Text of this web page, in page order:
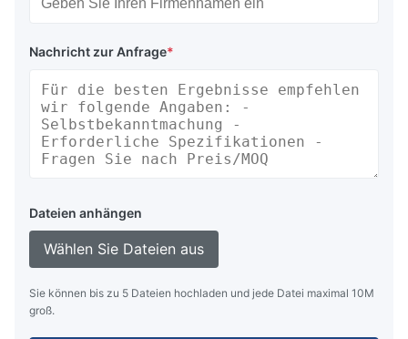
Nachricht zur Anfrage*
Dateien anhängen
Wählen Sie Dateien aus
Sie können bis zu 5 Dateien hochladen und jede Datei maximal 10M
groß.